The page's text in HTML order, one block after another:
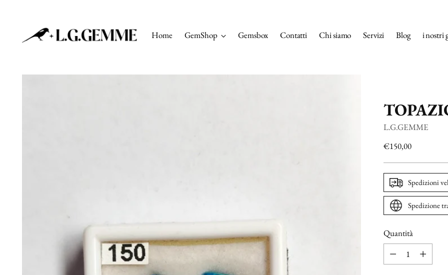
Home GemShop Gemsbox Contatti Chi siamo Servizi Blog i nostri
L.G.GEMME
Prezzo
listino
€150,00
Spedizioni
Spedizione
Quantità
Quantità